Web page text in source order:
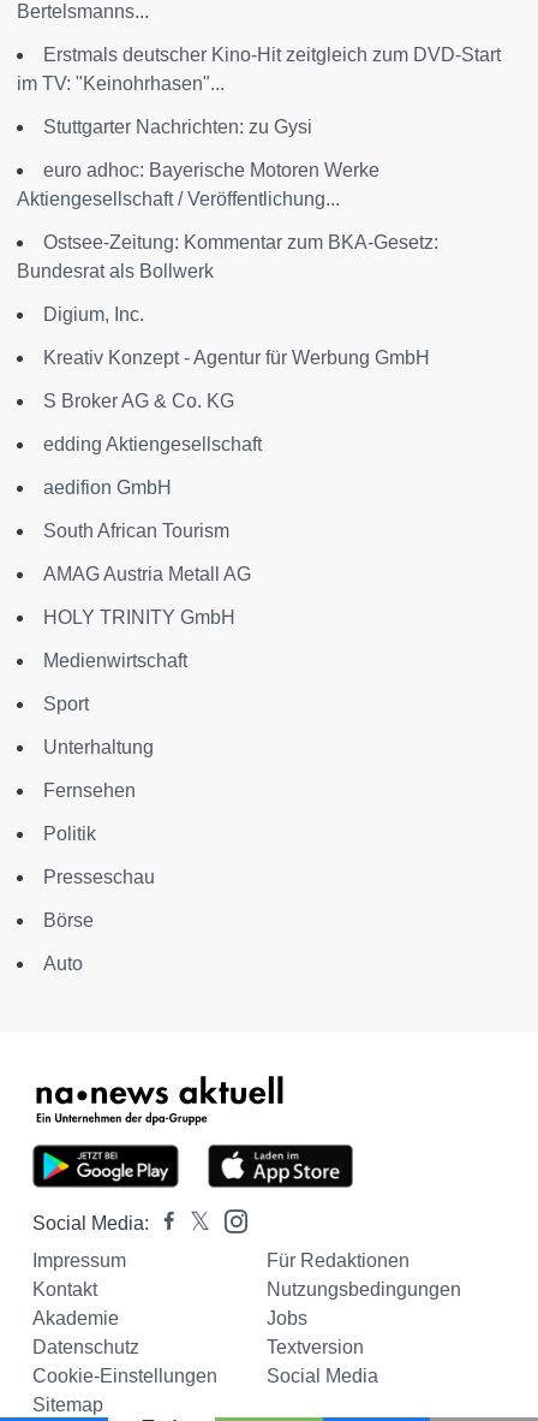
Bertelsmanns...
Erstmals deutscher Kino-Hit zeitgleich zum DVD-Start
im TV: "Keinohrhasen"...
Stuttgarter Nachrichten: zu Gysi
euro adhoc: Bayerische Motoren Werke
Aktiengesellschaft / Veröffentlichung...
Ostsee-Zeitung: Kommentar zum BKA-Gesetz:
Bundesrat als Bollwerk
Digium, Inc.
Kreativ Konzept - Agentur für Werbung GmbH
S Broker AG & Co. KG
edding Aktiengesellschaft
aedifion GmbH
South African Tourism
AMAG Austria Metall AG
HOLY TRINITY GmbH
Medienwirtschaft
Sport
Unterhaltung
Fernsehen
Politik
Presseschau
Börse
Auto
Social Media:
Impressum
Für Redaktionen
Kontakt
Nutzungsbedingungen
Akademie
Jobs
Datenschutz
Textversion
Cookie-Einstellungen
Social Media
Sitemap